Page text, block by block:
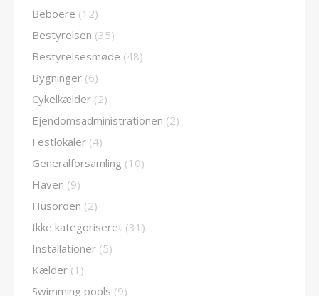
Beboere (12)
Bestyrelsen (35)
Bestyrelsesmøde (48)
Bygninger (6)
Cykelkælder (2)
Ejendomsadministrationen (2)
Festlokaler (4)
Generalforsamling (10)
Haven (9)
Husorden (2)
Ikke kategoriseret (31)
Installationer (5)
Kælder (1)
Swimming pools (9)